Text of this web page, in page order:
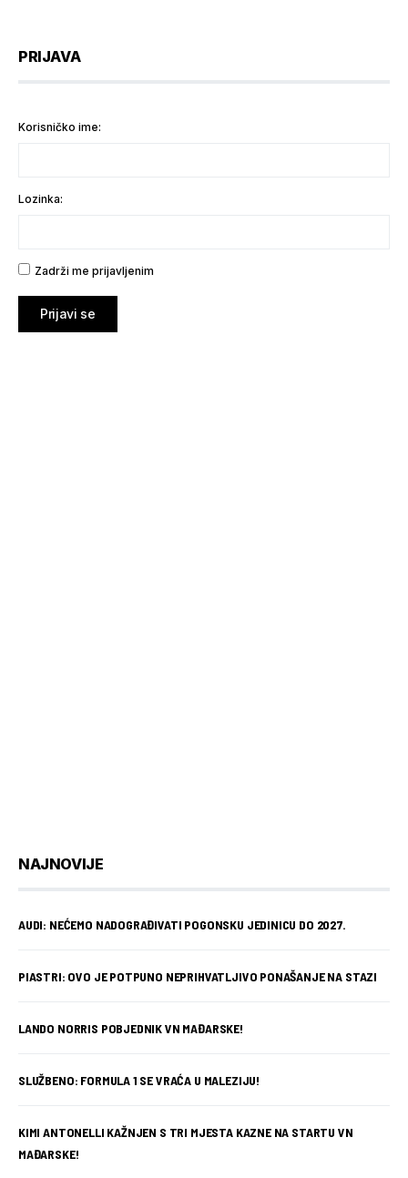
PRIJAVA
Korisničko ime:
Lozinka:
Zadrži me prijavljenim
Prijavi se
NAJNOVIJE
AUDI: NEĆEMO NADOGRAĐIVATI POGONSKU JEDINICU DO 2027.
PIASTRI: OVO JE POTPUNO NEPRIHVATLJIVO PONAŠANJE NA STAZI
LANDO NORRIS POBJEDNIK VN MAĐARSKE!
SLUŽBENO: FORMULA 1 SE VRAĆA U MALEZIJU!
KIMI ANTONELLI KAŽNJEN S TRI MJESTA KAZNE NA STARTU VN
MAĐARSKE!